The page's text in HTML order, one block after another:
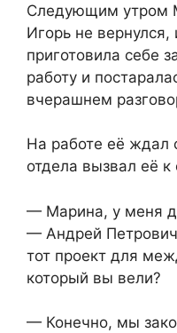
Следующим утром
Игорь не
приготовила себе
работу и
вчерашнем
На работе её ждал
отдела вызвал её к
— Марина, у меня
— Андрей
тот проект для
который вы вели?
— Конечно, мы